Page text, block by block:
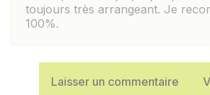
toujours très arrangeant. Je
100%.
Laisser un commentaire